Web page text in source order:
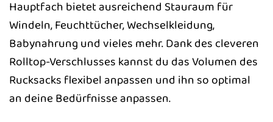
Hauptfach bietet ausreichend Stauraum für
Windeln, Feuchttücher, Wechselkleidung,
Babynahrung und vieles mehr. Dank des cleveren
Rolltop-Verschlusses kannst du das Volumen des
Rucksacks flexibel anpassen und ihn so optimal
an deine Bedürfnisse anpassen.